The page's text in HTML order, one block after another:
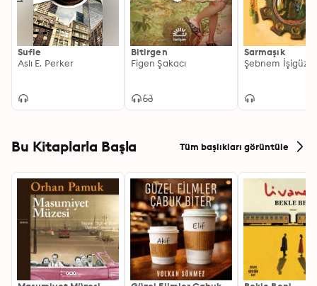
Sufle
Aslı E. Perker
Bitirgen
Figen Şakacı
Sarmaşık
Şebnem İşigüzel
Bu Kitaplarla Başla Tüm başlıkları görüntüle